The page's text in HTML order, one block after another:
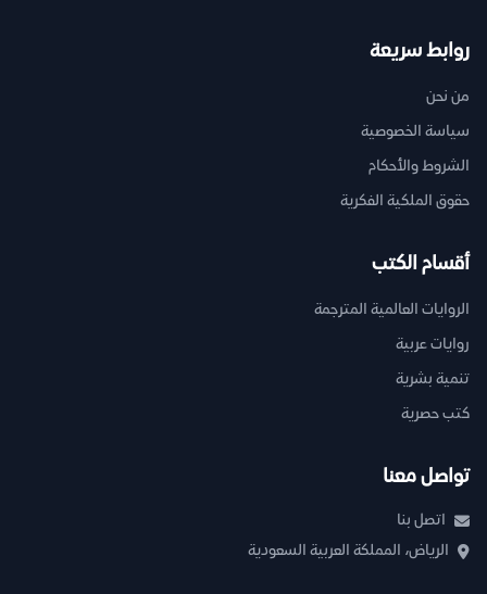
روابط سريعة
من نحن
سياسة الخصوصية
الشروط والأحكام
حقوق الملكية الفكرية
أقسام الكتب
الروايات العالمية المترجمة
روايات عربية
تنمية بشرية
كتب حصرية
تواصل معنا
اتصل بنا
الرياض، المملكة العربية السعودية